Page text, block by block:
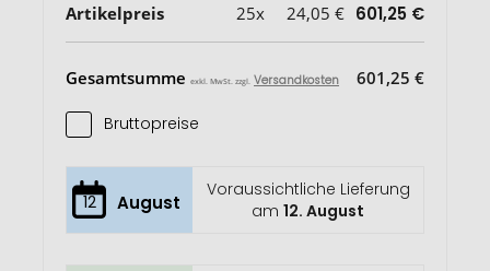
Artikelpreis 25x 24,05 € 601,25 €
Gesamtsumme exkl. MwSt. zzgl. Versandkosten 601,25 €
Bruttopreise
12 August
Voraussichtliche Lieferung
am12. August